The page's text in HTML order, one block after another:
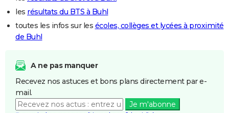
les résultats du BTS à Buhl
toutes les infos sur les écoles, collèges et lycées à proximité
de Buhl
A ne pas manquer
Recevez nos astuces et bons plans directement par e-
mail.
Je m'abonne